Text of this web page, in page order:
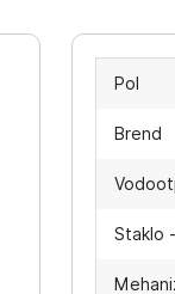
Pol
Brend
Staklo